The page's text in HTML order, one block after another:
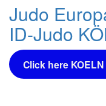
Judo
ID-Judo
Click here KOELN